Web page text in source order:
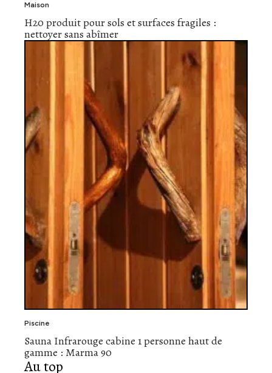
Maison
H20 produit pour sols et surfaces fragiles :
nettoyer sans abîmer
Piscine
Sauna Infrarouge cabine 1 personne haut de
gamme : Marma 90
Au top